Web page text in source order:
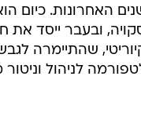
ובעבר ייסד את
שהתיימרה
לניהול